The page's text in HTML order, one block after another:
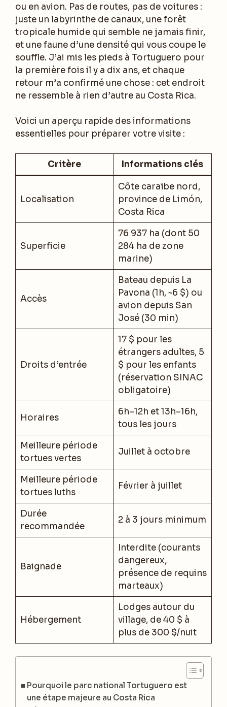
ou en avion. Pas de routes, pas de voitures :
juste un labyrinthe de canaux, une forêt
tropicale humide qui semble ne jamais finir,
et une faune d’une densité qui vous coupe le
souffle. J’ai mis les pieds à Tortuguero pour
la première fois il y a dix ans, et chaque
retour m’a confirmé une chose : cet endroit
ne ressemble à rien d’autre au Costa Rica.
Voici un aperçu rapide des informations
essentielles pour préparer votre visite :
Critère Informations clés
Localisation
Côte caraïbe nord,
province de Limón,
Costa Rica
Superficie
76 937 ha (dont 50
284 ha de zone
marine)
Accès
Bateau depuis La
Pavona (1h, ~6 $) ou
avion depuis San
José (30 min)
Droits d’entrée
17 $ pour les
étrangers adultes, 5
$ pour les enfants
(réservation SINAC
obligatoire)
Horaires
6h–12h et 13h–16h,
tous les jours
Meilleure période
tortues vertes
Juillet à octobre
Meilleure période
tortues luths
Février à juillet
Durée
recommandée
2 à 3 jours minimum
Baignade
Interdite (courants
dangereux,
présence de requins
marteaux)
Hébergement
Lodges autour du
village, de 40 $ à
plus de 300 $/nuit
Pourquoi le parc national Tortuguero est
une étape majeure au Costa Rica